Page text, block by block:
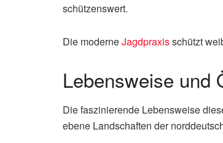
schützenswert.
Die moderneJagdpraxisschützt
Lebensweise und
Die faszinierende Lebensweise
ebene Landschaften der